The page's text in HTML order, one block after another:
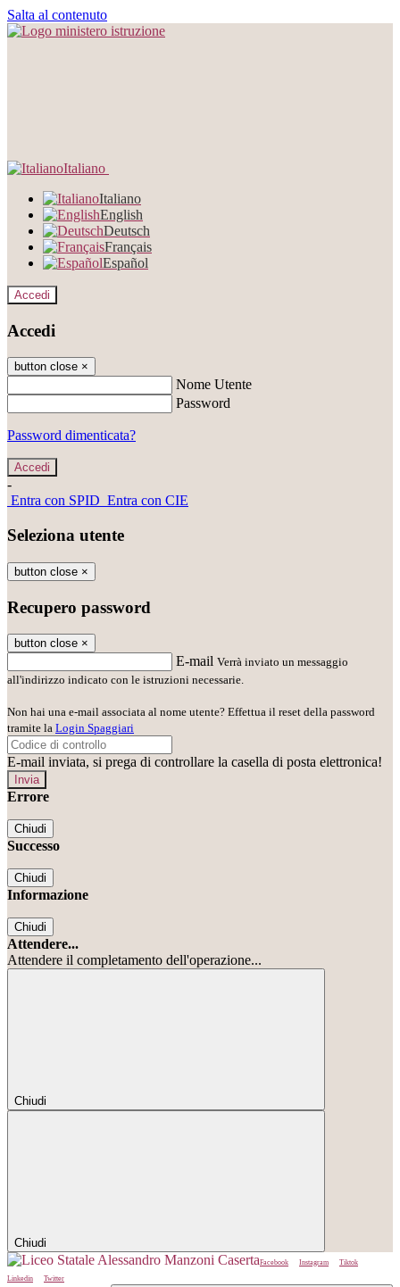
Salta al contenuto
Italiano
Italiano
English
Deutsch
Français
Español
Accedi
Accedi
button close ×
Nome Utente
Password
Password dimenticata?
-
Entra con SPID Entra con CIE
Seleziona utente
button close ×
Recupero password
button close ×
E-mail Verrà inviato un messaggio
all'indirizzo indicato con le istruzioni necessarie.
Non hai una e-mail associata al nome utente? Effettua il reset della password
tramite la Login Spaggiari
E-mail inviata, si prega di controllare la casella di posta elettronica!
Errore
Chiudi
Successo
Chiudi
Informazione
Chiudi
Attendere...
Attendere il completamento dell'operazione...
Chiudi
Chiudi
Facebook Instagram
Tiktok
Linkedin
Twitter